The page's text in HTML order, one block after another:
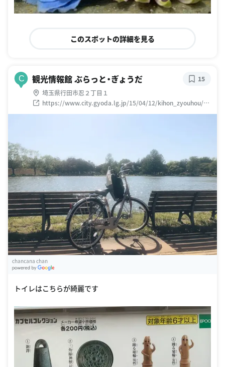
このスポットの詳細を見る
C 観光情報館 ぶらっと・ぎょうだ
埼玉県行田市忍２丁目１
https://www.city.gyoda.lg.jp/15/04/12/kihon_zyouhou/ka
nkoujyouhoukan.html
15
chancana chan
トイレはこちらが綺麗です